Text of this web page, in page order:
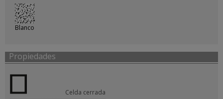
Blanco
Propiedades
Celda cerrada